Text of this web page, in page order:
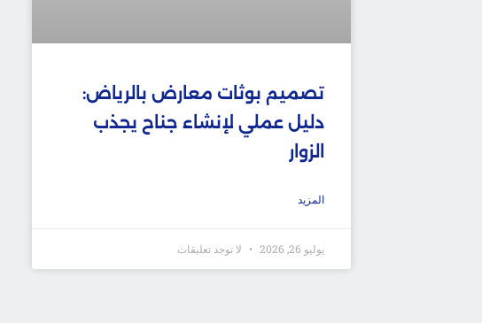
تصميم بوثات معارض بالرياض:
دليل عملي لإنشاء جناح يجذب
الزوار
المزيد
يوليو 26, 2026 لا توجد تعليقات